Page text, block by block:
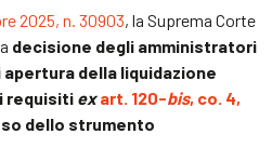
2025, n. 30903, la Suprema Corte
decisione degli amministratori
della liquidazione
requisiti exart. 120-bis, co. 4,
dello strumento